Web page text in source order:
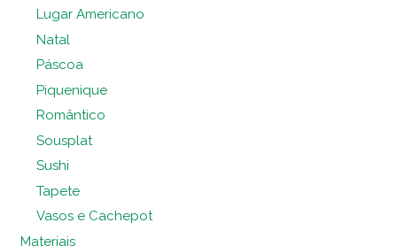
Lugar Americano
Natal
Páscoa
Piquenique
Romântico
Sousplat
Sushi
Tapete
Vasos e Cachepot
Materiais